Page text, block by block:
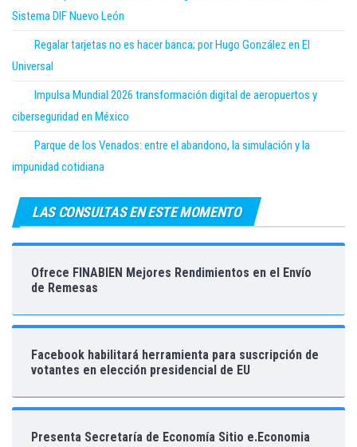
Sistema DIF Nuevo León
Regalar tarjetas no es hacer banca; por Hugo González en El
Universal
Impulsa Mundial 2026 transformación digital de aeropuertos y
ciberseguridad en México
Parque de los Venados: entre el abandono, la simulación y la
impunidad cotidiana
LAS CONSULTAS EN ESTE MOMENTO
Ofrece FINABIEN Mejores Rendimientos en el Envío
de Remesas
Facebook habilitará herramienta para suscripción de
votantes en elección presidencial de EU
Presenta Secretaría de Economía Sitio e.Economia